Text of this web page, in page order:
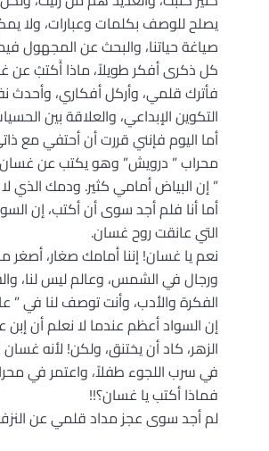
يصلح للوصف بكلمات وعبارات، ولا
صياغة حياتنا، والبحث عن المجهول
كل ذكرى أفكر طويلاً، ماذا أَكتبُ
فأترك قلمي، وأركل أفكاري، وأحدث
التكوين الإبداعي، والعلاقة بين
أما اليوم فإنني قررت أن أحتفي مع
محراب ” درويش” وهو يكتب عن
” إن البياض أمامي كثير. ودمك
أما أنا فلم أجد سوى أن أكتب، إن
التي عانقت روح غسان.
ورجال في الشمس، وعالم ليس لنا،
الفكرة والأدب، وأنت توصف لنا في ”
الزهر، كاد أن يختنق، ولكن! لأنه
في سرب اللجوء طفلاً، واعتمر في
فماذا أكتب يا غسان؟!!
لم أجد سوى عجز مداد قلمي عن